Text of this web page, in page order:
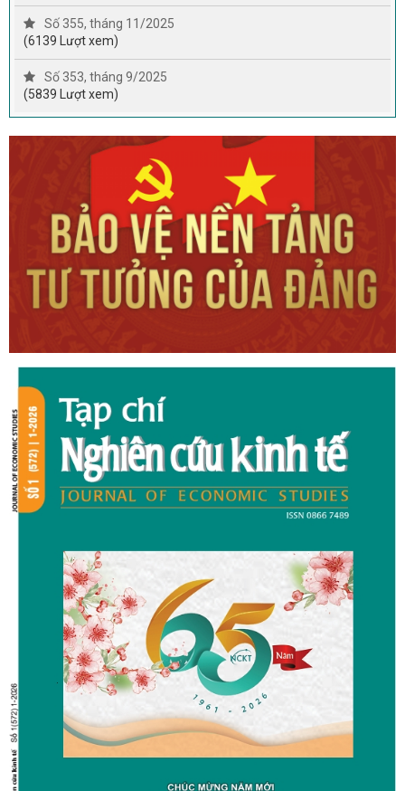
Số 355, tháng 11/2025
(6139 Lượt xem)
Số 353, tháng 9/2025
(5839 Lượt xem)